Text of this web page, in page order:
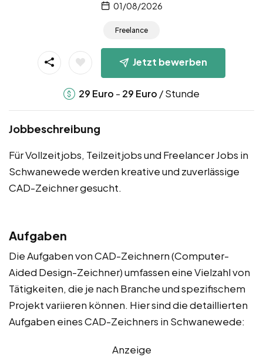
01/08/2026
Freelance
Jetzt bewerben
29 Euro - 29 Euro / Stunde
Jobbeschreibung
Für Vollzeitjobs, Teilzeitjobs und Freelancer Jobs in
Schwanewede werden kreative und zuverlässige
CAD-Zeichner gesucht.
Aufgaben
Die Aufgaben von CAD-Zeichnern (Computer-
Aided Design-Zeichner) umfassen eine Vielzahl von
Tätigkeiten, die je nach Branche und spezifischem
Projekt variieren können. Hier sind die detaillierten
Aufgaben eines CAD-Zeichners in Schwanewede:
Anzeige